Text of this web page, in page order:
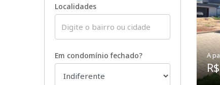
Localidades
Em condomínio fechado? A